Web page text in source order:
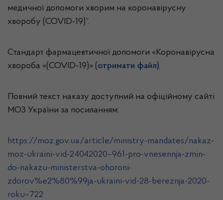
медичної допомоги хворим на коронавірусну
хворобу (COVID-19)”.
Стандарт фармацевтичної допомоги «Коронавірусна
хвороба «(COVID-19)» (отримати файл).
Повний текст наказу доступний на офіційному сайті
МОЗ України за посиланням:
https://moz.gov.ua/article/ministry-mandates/nakaz-
moz-ukraini-vid-24042020–961-pro-vnesennja-zmin-
do-nakazu-ministerstva-ohoroni-
zdorov%e2%80%99ja-ukraini-vid-28-bereznja-2020-
roku–722